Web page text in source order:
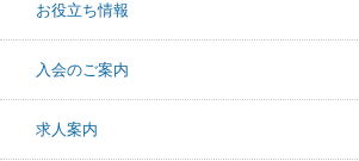
お役立ち情報
入会のご案内
求人案内